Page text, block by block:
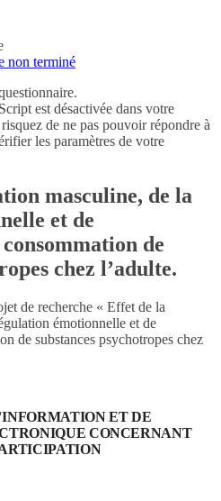
non terminé
est désactivée dans votre
de ne pas pouvoir répondre à
les paramètres de votre
masculine, de la
et de
de
chez l’adulte.
de recherche « Effet de la
émotionnelle et de
de substances psychotropes chez
ET DE
CONCERNANT